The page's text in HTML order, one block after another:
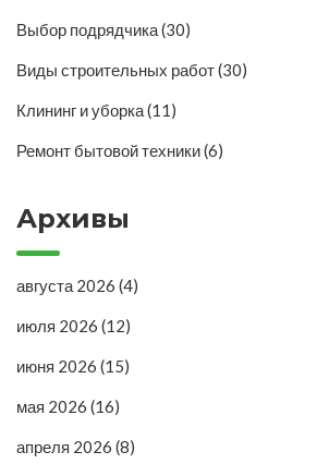
Выбор подрядчика(30)
Виды строительных работ(30)
Клининг и уборка(11)
Ремонт бытовой техники(6)
Архивы
августа 2026 (4)
июля 2026 (12)
июня 2026 (15)
мая 2026 (16)
апреля 2026 (8)